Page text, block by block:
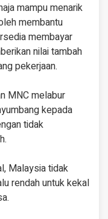
mampu menarik
membantu
membayar
nilai tambah
pekerjaan.
MNC melabur
kepada
tidak
Malaysia tidak
rendah untuk kekal